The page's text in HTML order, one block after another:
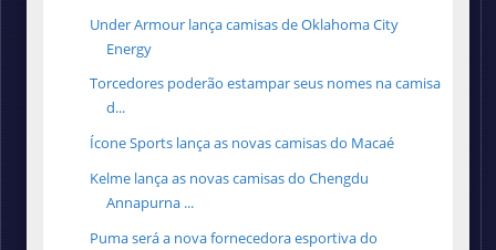
Under Armour lança camisas de Oklahoma City
Energy
Torcedores poderão estampar seus nomes na camisa
d...
Ícone Sports lança as novas camisas do Macaé
Kelme lança as novas camisas do Chengdu
Annapurna ...
Puma será a nova fornecedora esportiva do